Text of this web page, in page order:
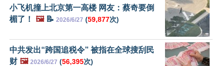
小飞机撞上北京第一高楼 网友：蔡奇要倒
楣了！
🖼️📝 2026/6/27 (59,877次)
中共发出“跨国追税令” 被指在全球搜刮民
财 🖼️ 2026/6/27 (56,395次)